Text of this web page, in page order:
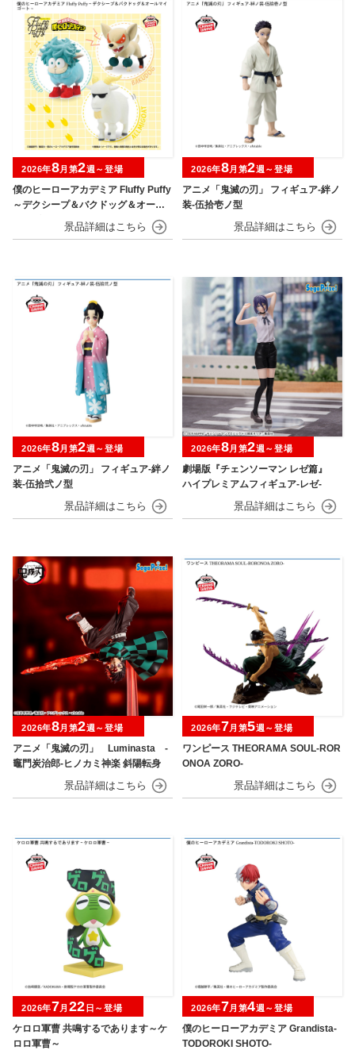
僕のヒーローアカデミア Fluffy Puffy
～デクシープ＆バクドッグ＆オール
マイゴート～
2026年8月第2週～登場
アニメ「鬼滅の刃」 フィギュア-絆ノ
装-伍拾壱ノ型
2026年8月第2週～登場
アニメ「鬼滅の刃」 フィギュア-絆ノ
装-伍拾弐ノ型
2026年8月第2週～登場
劇場版『チェンソーマン レゼ篇』
ハイプレミアムフィギュア‐レゼ‐
2026年8月第2週～登場
アニメ「鬼滅の刃」 Luminasta ‐
竈門炭治郎‐ヒノカミ神楽 斜陽転身
2026年8月第2週～登場
ワンピース THEORAMA SOUL-ROR
ONOA ZORO-
2026年7月第5週～登場
ケロロ軍曹 共鳴するであります～ケ
ロロ軍曹～
2026年7月 22 日～登場
僕のヒーローアカデミア Grandista-
TODOROKI SHOTO-
2026年7月第4週～登場